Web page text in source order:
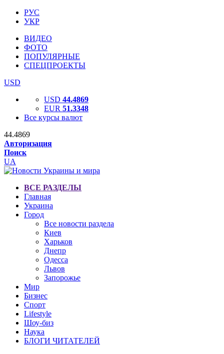
РУС
УКР
ВИДЕО
ФОТО
ПОПУЛЯРНЫЕ
СПЕЦПРОЕКТЫ
USD
USD 44.4869
EUR 51.3348
Все курсы валют
44.4869
Авторизация
Поиск
UA
ВСЕ РАЗДЕЛЫ
Главная
Украина
Город
Все новости раздела
Киев
Харьков
Днепр
Одесса
Львов
Запорожье
Мир
Бизнес
Спорт
Lifestyle
Шоу-биз
Наука
БЛОГИ ЧИТАТЕЛЕЙ